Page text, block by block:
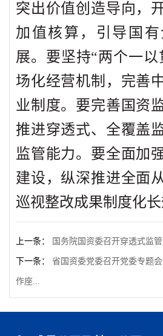
突出价值创造导向，
加值核算，引导国
展。要坚持“两个一以
场化经营机制，完善
业制度。要完善国资
推进穿透式、全覆盖
监管能力。要全面加
建设，纵深推进全面
巡视整改成果制度化长
上一条： 国务院国资委召开穿透式监
下一条： 省国资委党委召开党委专题
作座...